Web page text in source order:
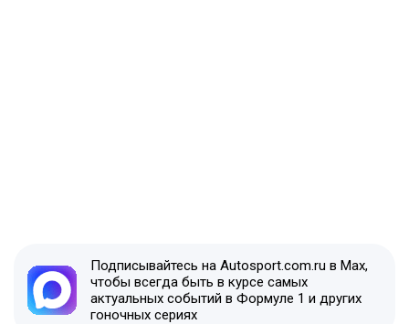
Подписывайтесь на Autosport.com.ru в Max,
чтобы всегда быть в курсе самых
актуальных событий в Формуле 1 и других
гоночных сериях